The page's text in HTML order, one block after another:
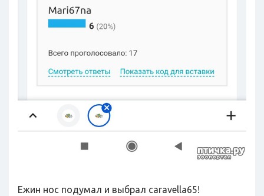
Ежин нос подумал и выбрал caravella65!